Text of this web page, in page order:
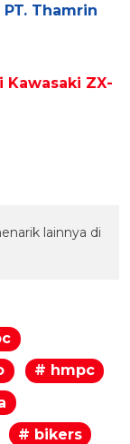
Thamrin
Kawasaki ZX-
lainnya di
# hmpc
# bikers